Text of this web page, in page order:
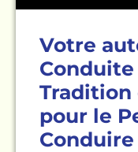
Votre
Conduite
Tradition
pour le
Conduire